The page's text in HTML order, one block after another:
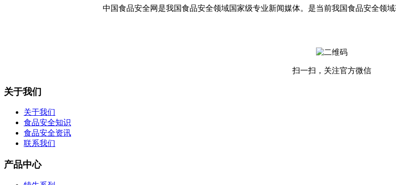
中国食品安全网是我国食品安全领域国家级专业新闻媒体。是当前我国食品安全领域
扫一扫，关注官方微信
关于我们
关于我们
食品安全知识
食品安全资讯
联系我们
产品中心